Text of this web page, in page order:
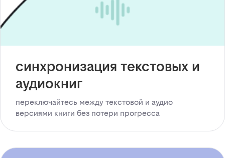
синхронизация текстовых и
аудиокниг
переключайтесь между текстовой и аудио
версиями книги без потери прогресса